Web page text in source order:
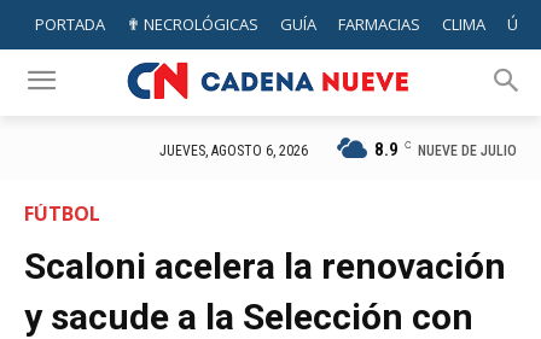
PORTADA ✟ NECROLÓGICAS GUÍA FARMACIAS CLIMA
JUEVES, AGOSTO 6, 2026 8.9 C NUEVE DE JULIO
FÚTBOL
Scaloni acelera la renovación
y sacude a la Selección con